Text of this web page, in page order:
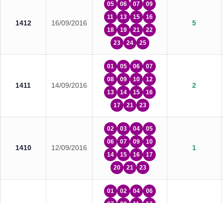
1412 16/09/2016
05 06 07
09
11
13 15
16
18
19 21
22
23
24 25
5
1411 14/09/2016
01 05 06
07
08
09 10
12
13
14 15
16
17
21 23
2
1410 12/09/2016
02 03 04
05
06
07 09
10
14
15 16
17
20
21 23
1
01 02 04
06